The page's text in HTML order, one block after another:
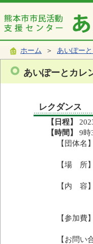
ホーム ＞ あいぽー
あいぽーとカレ
レクダンス
【日程】
【時間】
9時
【団体名
【場 所
【内 容
レク
【参加費
【お問